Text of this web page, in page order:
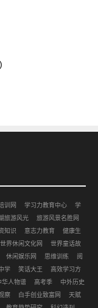
训网 学习力教育中心
学
旅游风光
旅游风景名胜网
知识 意志力教育
健康生
世界休闲文化网
世界童话故
休闲娱乐网 思维训练
阅
学 笑话大王
高效学习方
华人物谱 高考季
中外历史
察 白手创业致富网
天赋